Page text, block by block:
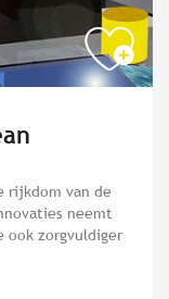
rijkdom van de
neemt
ook zorgvuldiger